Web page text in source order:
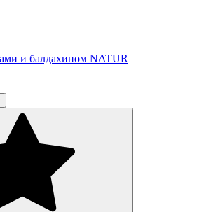
и балдахином NATUR